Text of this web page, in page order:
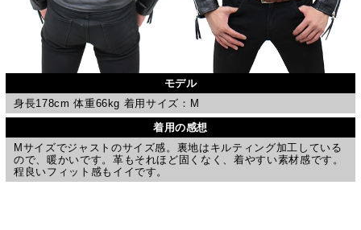
モデル
身長178cm 体重66kg 着用サイズ：M
着用の感想
Mサイズでジャストのサイズ感。裏地はキルティング加工している
ので、暖かいです。革もそれほど固くなく、着やすい素材感です。
程良いフィット感もイイです。